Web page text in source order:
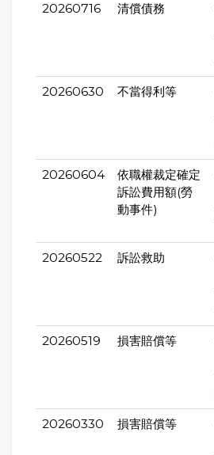
20260716 清償債務
20260630 不當得利等
20260604
依職權裁定確定
訴訟費用額(勞
動事件)
20260522 訴訟救助
20260519 損害賠償等
20260330 損害賠償等